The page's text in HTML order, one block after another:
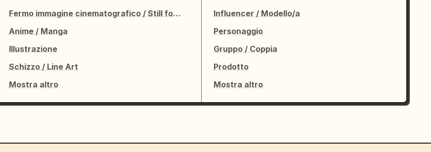
Fermo immagine cinematografico / Still fotografico
Anime / Manga
Illustrazione
Schizzo / Line Art
Mostra altro
Influencer / Modello/a
Personaggio
Gruppo / Coppia
Prodotto
Mostra altro